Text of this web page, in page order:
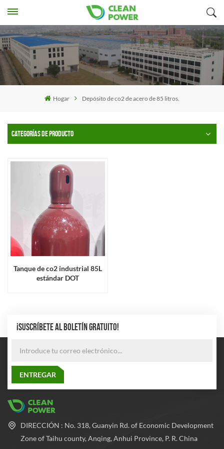
Hogar Depósito de co2 de acero de 85 litros.
CATEGORÍAS DE PRODUCTO
Tanque de co2 industrial 85L
estándar DOT
¡SUSCRÍBETE AL BOLETÍN GRATUITO!
DIRECCIÓN : No. 318, Guanyin Rd. of Economic Development
Zone of Taihu county, Anqing, Anhui Province, P. R. China